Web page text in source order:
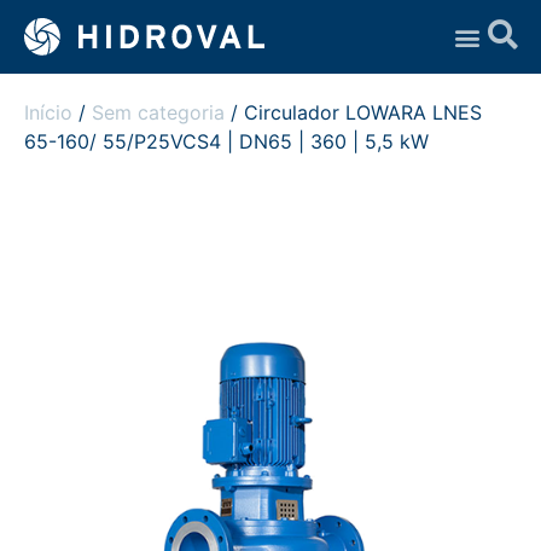
Início / Sem categoria / Circulador LOWARA LNES
65-160/ 55/P25VCS4 | DN65 | 360 | 5,5 kW